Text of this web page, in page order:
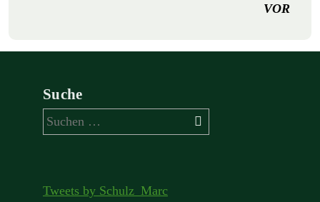
VOR
Suche
Suchen
nach:
Tweets by Schulz_Marc